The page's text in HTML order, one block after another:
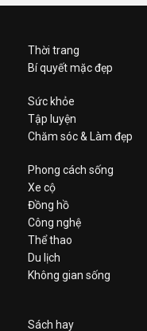
Thời trang
Bí quyết mặc đẹp
Sức khỏe
Tập luyện
Chăm sóc & Làm đẹp
Phong cách sống
Xe cộ
Đồng hồ
Công nghệ
Thể thao
Du lịch
Không gian sống
Sách hay